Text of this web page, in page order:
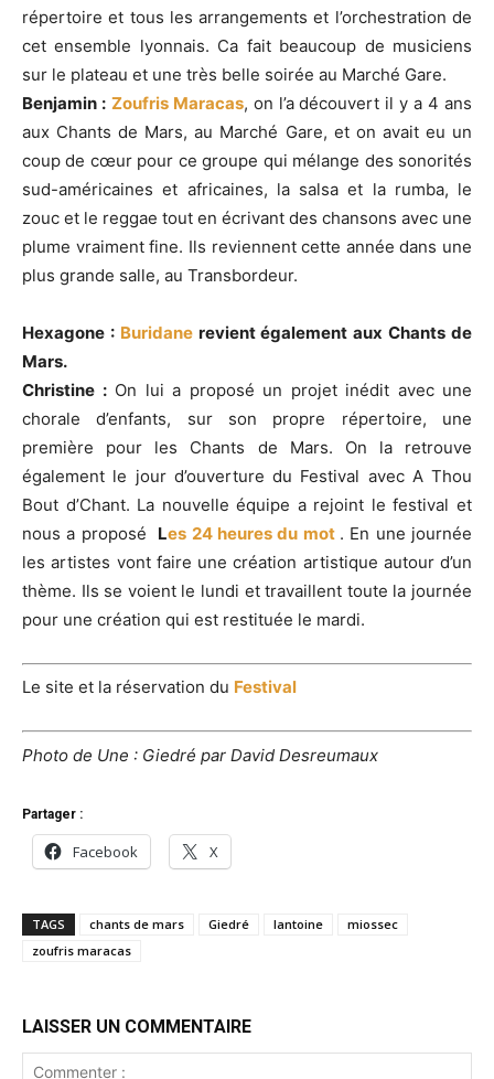
répertoire et tous les arrangements et l’orchestration de
cet ensemble lyonnais. Ca fait beaucoup de musiciens
sur le plateau et une très belle soirée au Marché Gare.
Benjamin : Zoufris Maracas, on l’a découvert il y a 4 ans
aux Chants de Mars, au Marché Gare, et on avait eu un
coup de cœur pour ce groupe qui mélange des sonorités
sud-américaines et africaines, la salsa et la rumba, le
zouc et le reggae tout en écrivant des chansons avec une
plume vraiment fine. Ils reviennent cette année dans une
plus grande salle, au Transbordeur.
Hexagone : Buridanerevient également aux Chants de
Mars.
Christine :On lui a proposé un projet inédit avec une
chorale d’enfants, sur son propre répertoire, une
première pour les Chants de Mars. On la retrouve
également le jour d’ouverture du Festival avec A Thou
Bout d’Chant. La nouvelle équipe a rejoint le festival et
nous a proposé Les 24 heures du mot . En une journée
les artistes vont faire une création artistique autour d’un
thème. Ils se voient le lundi et travaillent toute la journée
pour une création qui est restituée le mardi.
Le site et la réservation du Festival
Photo de Une : Giedré par David Desreumaux
Partager :
Facebook X
TAGS chants de mars Giedré lantoine
miossec
zoufris maracas
LAISSER UN COMMENTAIRE